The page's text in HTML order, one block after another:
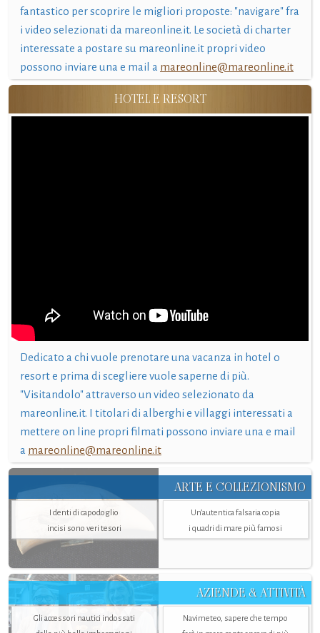
fantastico per scoprire le migliori proposte: "navigare" fra
i video selezionati da mareonline.it. Le società di charter
interessate a postare su mareonline.it propri video
possono inviare una e mail a mareonline@mareonline.it
HOTEL E RESORT
Dedicato a chi vuole prenotare una vacanza in hotel o
resort e prima di scegliere vuole saperne di più.
"Visitandolo" attraverso un video selezionato da
mareonline.it. I titolari di alberghi e villaggi interessati a
mettere on line propri filmati possono inviare una e mail
a mareonline@mareonline.it
ARTE E COLLEZIONISMO
I denti di capodoglio
incisi sono veri tesori
Un’autentica falsaria copia
i quadri di mare più famosi
AZIENDE & ATTIVITÀ
Gli accessori nautici indossati
Navimeteo, sapere che tempo